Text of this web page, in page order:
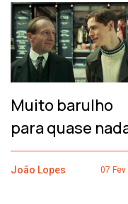
Muito barulho
para quase
João Lopes 07 Fev